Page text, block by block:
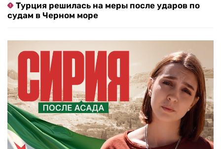
Турция решилась на меры после ударов по
судам в Черном море